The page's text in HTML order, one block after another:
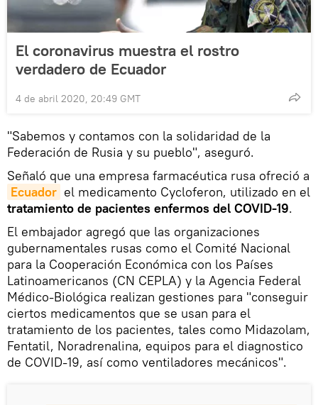
El coronavirus muestra el rostro
verdadero de Ecuador
4 de abril 2020, 20:49 GMT
"Sabemos y contamos con la solidaridad de la
Federación de Rusia y su pueblo", aseguró.
Señaló que una empresa farmacéutica rusa ofreció a
Ecuador el medicamento Cycloferon, utilizado en el
tratamiento de pacientes enfermos del COVID-19.
El embajador agregó que las organizaciones
gubernamentales rusas como el Comité Nacional
para la Cooperación Económica con los Países
Latinoamericanos (CN CEPLA) y la Agencia Federal
Médico-Biológica realizan gestiones para "conseguir
ciertos medicamentos que se usan para el
tratamiento de los pacientes, tales como Midazolam,
Fentatil, Noradrenalina, equipos para el diagnostico
de COVID-19, así como ventiladores mecánicos".